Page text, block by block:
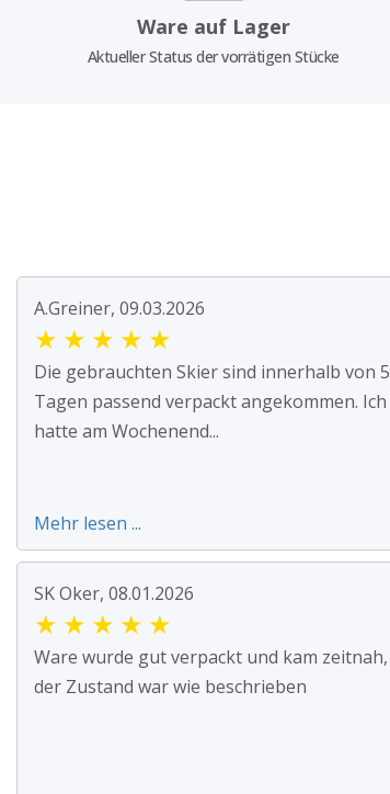
Ware auf Lager
Aktueller Status der vorrätigen Stücke
A.Greiner, 09.03.2026
★ ★ ★ ★ ★
Die gebrauchten Skier sind innerhalb von 5
Tagen passend verpackt angekommen. Ich
hatte am Wochenend...
Mehr lesen ...
SK Oker, 08.01.2026
★ ★ ★ ★ ★
Ware wurde gut verpackt und kam zeitnah,
der Zustand war wie beschrieben